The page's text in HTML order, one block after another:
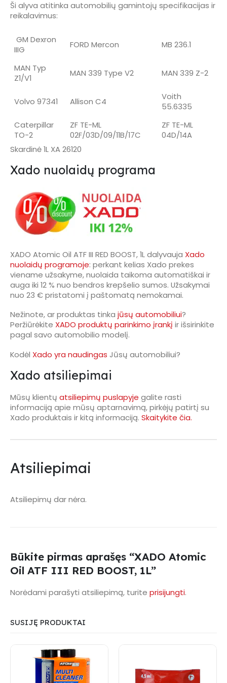
Ši alyva atitinka automobilių gamintojų specifikacijas ir
reikalavimus:
GM Dexron
IIIG
FORD Mercon MB 236.1
MAN Typ
Z1/V1
MAN 339 Type V2 MAN 339 Z-2
Volvo 97341 Allison C4
Voith
55.6335
Caterpillar
TO-2
ZF TE-ML
02F/03D/09/11B/17C
ZF TE-ML
04D/14A
Skardinė 1L XA 26120
Xado nuolaidų programa
XADO Atomic Oil ATF III RED BOOST, 1L dalyvauja Xado
nuolaidų programoje: perkant kelias Xado prekes
viename užsakyme, nuolaida taikoma automatiškai ir
auga iki 12 % nuo bendros krepšelio sumos. Užsakymai
nuo 23 € pristatomi į paštomatą nemokamai.
Nežinote, ar produktas tinka jūsų automobiliui?
Peržiūrėkite XADO produktų parinkimo įrankį ir išsirinkite
pagal savo automobilio modelį.
Kodėl Xado yra naudingas Jūsų automobiliui?
Xado atsiliepimai
Mūsų klientų atsiliepimų puslapyje galite rasti
informaciją apie mūsų aptarnavimą, pirkėjų patirtį su
Xado produktais ir kitą informaciją. Skaitykite čia.
Atsiliepimai
Atsiliepimų dar nėra.
Būkite pirmas aprašęs “XADO Atomic
Oil ATF III RED BOOST, 1L”
Norėdami parašyti atsiliepimą, turite prisijungti.
SUSIJĘ PRODUKTAI